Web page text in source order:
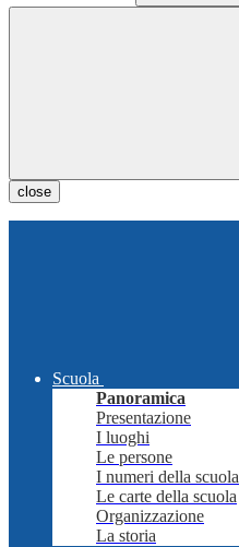
close
Scuola
Panoramica
Presentazione
I luoghi
Le persone
I numeri della scuola
Le carte della scuola
Organizzazione
La storia